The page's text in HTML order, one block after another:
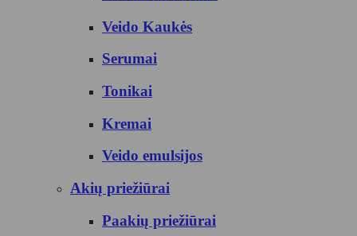
Veido Kaukės
Serumai
Tonikai
Kremai
Veido emulsijos
Akių priežiūrai
Paakių priežiūrai